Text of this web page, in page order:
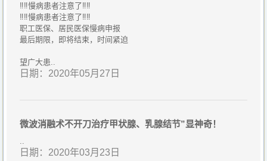
‼️‼️慢病患者注意了‼️‼️
‼️‼️慢病患者注意了‼️‼️
职工医保、居民医保慢病申报
最后期限，即将结束，时间紧迫
望广大患..
日期：2020年05月27日
微波消融术不开刀治疗甲状腺、乳腺结节”显神奇！
日期：2020年03月23日